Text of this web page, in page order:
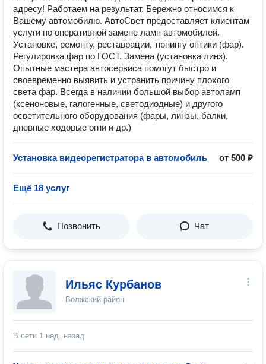
адресу! Работаем на результат. Бережно относимся к
Вашему автомобилю. АвтоСвет предоставляет клиентам
услуги по оперативной замене ламп автомобилей.
Установке, ремонту, реставрации, тюнингу оптики (фар).
Регулировка фар по ГОСТ. Замена (установка линз).
Опытные мастера автосервиса помогут быстро и
своевременно выявить и устранить причину плохого
света фар. Всегда в наличии большой выбор автоламп
(ксеноновые, галогенные, светодиодные) и другого
осветительного оборудования (фары, линзы, балки,
дневные ходовые огни и др.)
Установка видеорегистратора в автомобиль от 500 ₽
Ещё 18 услуг
Позвонить Чат
Ильяс Курбанов
Волжский район
В сети 1 нед. назад